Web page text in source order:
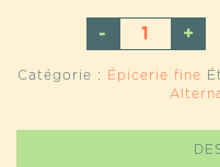
DE
KITUL
Catégorie : Épicerie fine